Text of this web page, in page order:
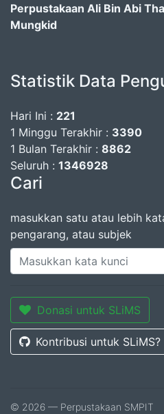
Perpustakaan Ali Bin Abi
Mungkid
Statistik Data
Hari Ini : 221
1 Minggu Terakhir : 3390
1 Bulan Terakhir : 8862
Seluruh : 1346928
Cari
masukkan satu atau lebih
pengarang, atau subjek
Donasi untuk SLiMS
Kontribusi untuk SLiMS?
© 2026 — Perpustakaan SMPIT